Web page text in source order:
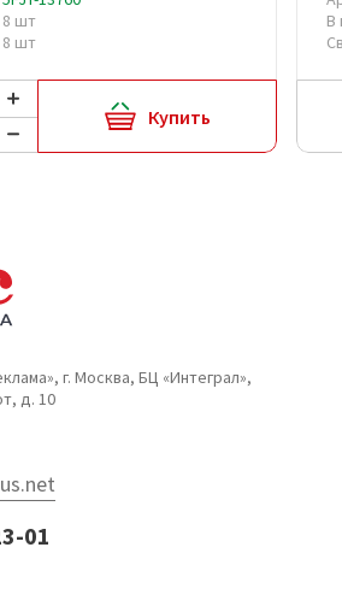
8 шт
8 шт
Купить
В
г. Москва, БЦ «Интеграл»,
д. 10
01